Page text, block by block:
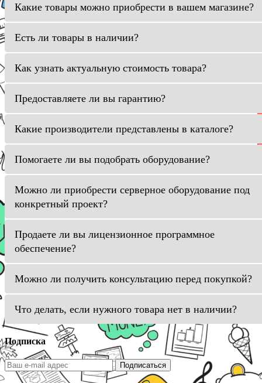
Какие товары можно приобрести в вашем магазине?
Есть ли товары в наличии?
Как узнать актуальную стоимость товара?
Предоставляете ли вы гарантию?
Какие производители представлены в каталоге?
Помогаете ли вы подобрать оборудование?
Можно ли приобрести серверное оборудование под
конкретный проект?
Продаете ли вы лицензионное программное
обеспечение?
Можно ли получить консультацию перед покупкой?
Что делать, если нужного товара нет в наличии?
Подписка
Подписаться